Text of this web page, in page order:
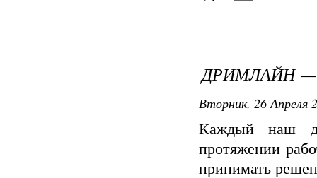
ДРИМЛАЙН
Вторник, 26 Апреля
Каждый наш
протяжении
принимать